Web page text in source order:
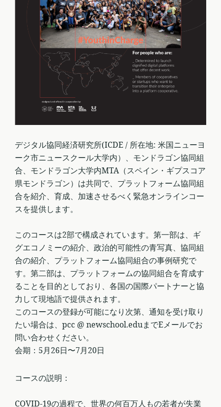
デジタル協同経済研究所(ICDE / 所在地: 米国ニューヨ
ーク市ニュースクール大学内）、モンドラゴン協同組
合、モンドラゴン大学内MTA（スペイン・ギプスコア
県モンドラゴン）は共同で、プラットフォーム協同組
合を紹介、育成、加速させるべく緊急オンラインコー
スを提供します。
このコースは2部で構成されています。第一部は、ギ
グエコノミーの紹介、政治的可能性の青写真、協同組
合の紹介、プラットフォーム協同組合の事例研究で
す。第二部は、プラットフォームの協同組合を育成す
ることを目的としており、各国の国際パートナーと協
力して現地語で提供されます。
このコースの登録が可能になり次第、通知を受け取り
たい場合は、pcc @ newschool.eduまでEメールでお
問い合わせください。
会期：5月26日〜7月20日
コースの説明：
COVID-19の過程で、世界の何百万人もの若者が失業